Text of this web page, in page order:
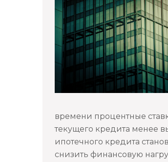
времени процентные
текущего кредита менее
ипотечного кредита
снизить финансовую